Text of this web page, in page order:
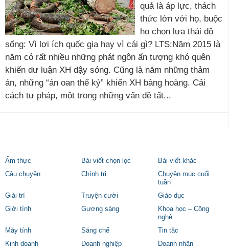
quả là áp lực, thách
thức lớn với họ, buộc
họ chọn lựa thái độ
sống: Vì lợi ích quốc gia hay vì cái gì? LTS:Năm 2015 là
năm có rất nhiều những phát ngôn ấn tượng khó quên
khiến dư luận XH dậy sóng. Cũng là năm những thảm
án, những “án oan thế kỷ” khiến XH bàng hoàng. Cải
cách tư pháp, một trong những vấn đề tất...
Ẩm thực Bài viết chọn lọc
Bài viết khác
Câu chuyện
Chính trị
Chuyên mục cuối
tuần
Giải trí
Truyện cười
Giáo dục
Giới tính
Gương sáng
Khoa học – Công
nghệ
Máy tính
Sáng chế
Tin tặc
Kinh doanh
Doanh nghiệp
Doanh nhân